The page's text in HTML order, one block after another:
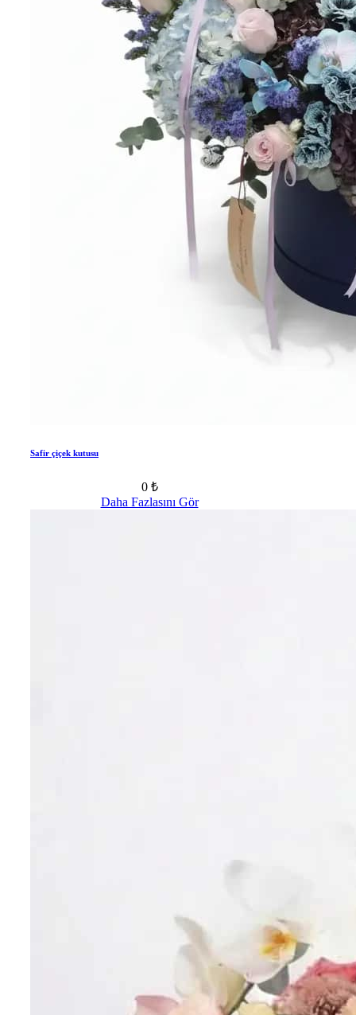
Safir çiçek kutusu
0 ₺
Daha Fazlasını Gör